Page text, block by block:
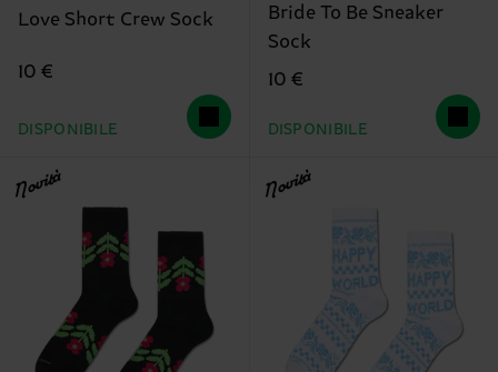
Love Short Crew Sock
10 €
DISPONIBILE
Bride To Be Sneaker
Sock
10 €
DISPONIBILE
Novità Novità